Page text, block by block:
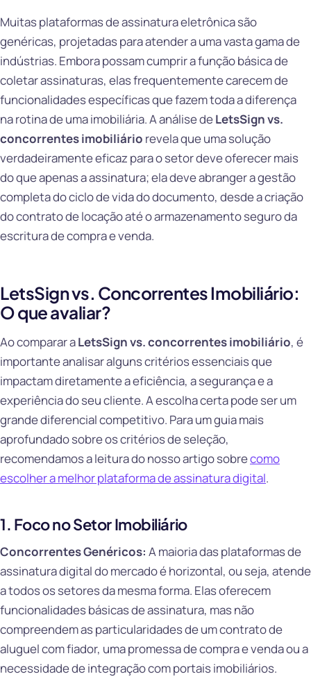
Muitas plataformas de assinatura eletrônica são
genéricas, projetadas para atender a uma vasta gama de
indústrias. Embora possam cumprir a função básica de
coletar assinaturas, elas frequentemente carecem de
funcionalidades específicas que fazem toda a diferença
na rotina de uma imobiliária. A análise deLetsSign vs.
concorrentes imobiliário revela que uma solução
verdadeiramente eficaz para o setor deve oferecer mais
do que apenas a assinatura; ela deve abranger a gestão
completa do ciclo de vida do documento, desde a criação
do contrato de locação até o armazenamento seguro da
escritura de compra e venda.
LetsSign vs. Concorrentes Imobiliário:
O que avaliar?
Ao comparar aLetsSign vs. concorrentes imobiliário, é
importante analisar alguns critérios essenciais que
impactam diretamente a eficiência, a segurança e a
experiência do seu cliente. A escolha certa pode ser um
grande diferencial competitivo. Para um guia mais
aprofundado sobre os critérios de seleção,
recomendamos a leitura do nosso artigo sobrecomo
escolher a melhor plataforma de assinatura digital.
1. Foco no Setor Imobiliário
Concorrentes Genéricos: A maioria das plataformas de
assinatura digital do mercado é horizontal, ou seja, atende
a todos os setores da mesma forma. Elas oferecem
funcionalidades básicas de assinatura, mas não
compreendem as particularidades de um contrato de
aluguel com fiador, uma promessa de compra e venda ou a
necessidade de integração com portais imobiliários.